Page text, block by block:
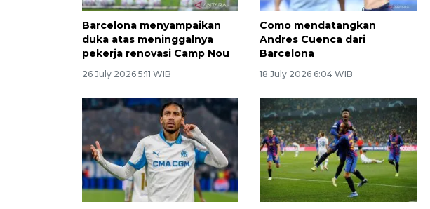
Barcelona menyampaikan
duka atas meninggalnya
pekerja renovasi Camp Nou
26 July 2026 5:11 WIB
Como mendatangkan
Andres Cuenca dari
Barcelona
18 July 2026 6:04 WIB
10 March